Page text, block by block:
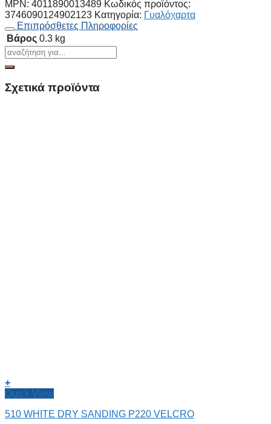
MPN: 4011890013489 Κωδικός προϊόντος:
3746090124902123 Κατηγορία: Γυαλόχαρτα
Επιπρόσθετες Πληροφορίες
Βάρος 0.3 kg
Σχετικά προϊόντα
+
Quick View
510 WHITE DRY SANDING P220 VELCRO